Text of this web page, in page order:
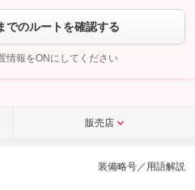
ップして問い合わせを
ちら
でのルートを確認する
情報をONにしてください
販売店
装備略号／用語解説